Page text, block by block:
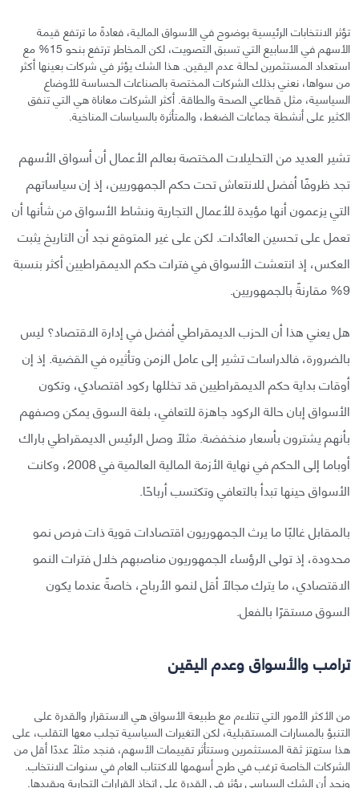
تؤثر الانتخابات الرئيسية بوضوح في الأسواق المالية، فعادةً ما ترتفع قيمة
الأسهم في الأسابيع التي تسبق التصويت، لكن المخاطر ترتفع بنحو 15% مع
استعداد المستثمرين لحالة عدم اليقين. هذا الشك يؤثر في شركات بعينها أكثر
من سواها، نعني بذلك الشركات المختصة بالصناعات الحساسة للأوضاع
السياسية، مثل قطاعي الصحة والطاقة. أكثر الشركات معاناة هي التي تنفق
الكثير على أنشطة جماعات الضغط، والمتأثرة بالسياسات المناخية.
تشير العديد من التحليلات المختصة بعالم الأعمال أن أسواق الأسهم
تجد ظروفًا أفضل للانتعاش تحت حكم الجمهوريين، إذ إن سياساتهم
التي يزعمون أنها مؤيدة للأعمال التجارية ونشاط الأسواق من شأنها أن
تعمل على تحسين العائدات. لكن على غير المتوقع نجد أن التاريخ يثبت
العكس، إذ انتعشت الأسواق في فترات حكم الديمقراطيين أكثر بنسبة
9% مقارنةً بالجمهوريين.
هل يعني هذا أن الحزب الديمقراطي أفضل في إدارة الاقتصاد؟ ليس
بالضرورة، فالدراسات تشير إلى عامل الزمن وتأثيره في القضية. إذ إن
أوقات بداية حكم الديمقراطيين قد تخللها ركود اقتصادي، وتكون
الأسواق إبان حالة الركود جاهزة للتعافي، بلغة السوق يمكن وصفهم
بأنهم يشترون بأسعار منخفضة. مثلًا وصل الرئيس الديمقراطي باراك
أوباما إلى الحكم في نهاية الأزمة المالية العالمية في 2008، وكانت
الأسواق حينها تبدأ بالتعافي وتكتسب أرباحًا.
بالمقابل غالبًا ما يرث الجمهوريون اقتصادات قوية ذات فرص نمو
محدودة، إذ تولى الرؤساء الجمهوريون مناصبهم خلال فترات النمو
الاقتصادي، ما يترك مجالًا أقل لنمو الأرباح، خاصةً عندما يكون
السوق مستقرًا بالفعل.
ترامب والأسواق وعدم اليقين
من الأكثر الأمور التي تتلاءم مع طبيعة الأسواق هي الاستقرار والقدرة على
التنبؤ بالمسارات المستقبلية، لكن التغيرات السياسية تجلب معها التقلب، على
هذا ستهتز ثقة المستثمرين وستتأثر تقييمات الأسهم، فنجد مثلًا عددًا أقل من
الشركات الخاصة ترغب في طرح أسهمها للاكتتاب العام في سنوات الانتخاب.
ونجد أن الشك السياسي يؤثر في القدرة على اتخاذ القرارات التجارية ويقيدها.